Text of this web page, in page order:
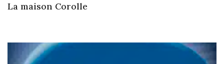
La maison Corolle